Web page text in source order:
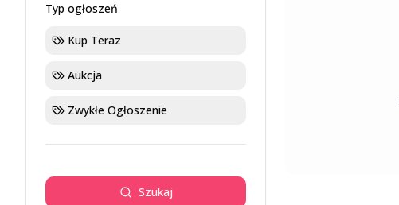
Typ ogłoszeń
Kup Teraz
Aukcja
Zwykłe Ogłoszenie
Szukaj